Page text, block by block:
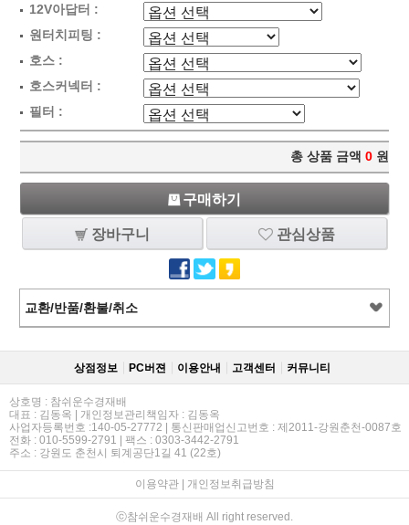
12V아답터 :
원터치피팅 :
호스 :
호스커넥터 :
필터 :
총 상품 금액 0 원
구매하기
장바구니 관심상품
교환/반품/환불/취소
상점정보 PC버젼 이용안내 고객센터 커뮤니티
상호명 : 참쉬운수경재배
대표 : 김동옥 | 개인정보관리책임자 : 김동옥
사업자등록번호 :140-05-27772 | 통신판매업신고번호 : 제2011-강원춘천-0087호
전화 : 010-5599-2791 | 팩스 : 0303-3442-2791
주소 : 강원도 춘천시 퇴계공단1길 41 (22호)
이용약관| 개인정보취급방침
ⓒ참쉬운수경재배 All right reserved.